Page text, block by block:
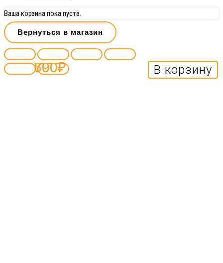
690₽ В корзину
700₽ В корзину
Ваша корзина пока пуста.
Вернуться в магазин